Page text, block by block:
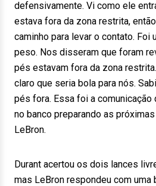
defensivamente. Vi como ele
estava fora da zona restrita,
caminho para levar o contato. Foi
peso. Nos disseram que foram
pés estavam fora da zona
claro que seria bola para nós.
pés fora. Essa foi a comunicação
no banco preparando as
LeBron.
Durant acertou os dois lances
mas LeBron respondeu com uma